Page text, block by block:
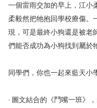
一個雷雨交加的早上，江小
柔毅然把牠抱回學校療傷。
現，可是最終小狗還是被老
們能否成功為小狗找到屬於
同學們，你也一起來藍天小
‧ 圖文結合的《鬥嘴一班》